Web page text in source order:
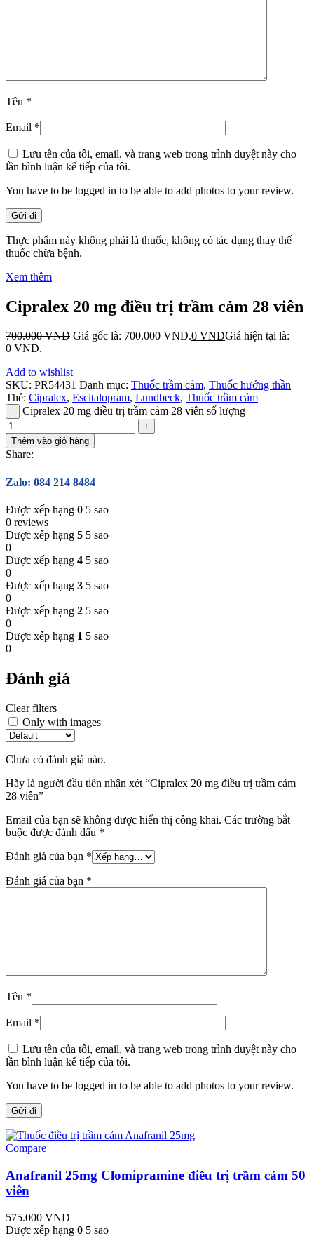
Tên *
Email *
Lưu tên của tôi, email, và trang web trong trình duyệt này cho
lần bình luận kế tiếp của tôi.
You have to be logged in to be able to add photos to your review.
Thực phẩm này không phải là thuốc, không có tác dụng thay thế
thuốc chữa bệnh.
Xem thêm
Cipralex 20 mg điều trị trầm cảm 28 viên
700.000VND Giá gốc là: 700.000 VND.0 VNDGiá hiện tại là:
0 VND.
Add to wishlist
SKU: PR54431 Danh mục: Thuốc trầm cảm, Thuốc hướng thần
Thẻ: Cipralex, Escitalopram, Lundbeck, Thuốc trầm cảm
Cipralex 20 mg điều trị trầm cảm 28 viên số lượng
Thêm vào giỏ hàng
Share:
Zalo: 084 214 8484
Được xếp hạng 0 5 sao
0 reviews
Được xếp hạng 5 5 sao
0
Được xếp hạng 4 5 sao
0
Được xếp hạng 3 5 sao
0
Được xếp hạng 2 5 sao
0
Được xếp hạng 1 5 sao
0
Đánh giá
Clear filters
Only with images
Chưa có đánh giá nào.
Hãy là người đầu tiên nhận xét “Cipralex 20 mg điều trị trầm cảm
28 viên”
Email của bạn sẽ không được hiển thị công khai. Các trường bắt
buộc được đánh dấu *
Đánh giá của bạn *
Đánh giá của bạn *
Tên *
Email *
Lưu tên của tôi, email, và trang web trong trình duyệt này cho
lần bình luận kế tiếp của tôi.
You have to be logged in to be able to add photos to your review.
Compare
Anafranil 25mg Clomipramine điều trị trầm cảm 50
viên
575.000 VND
Được xếp hạng 0 5 sao